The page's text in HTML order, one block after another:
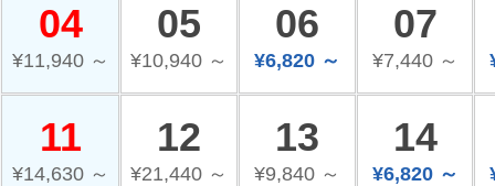
04
¥11,940 ～
05
¥10,940 ～
06
¥6,820 ～
07
¥7,440 ～
11
¥14,630 ～
12
¥21,440 ～
13
¥9,840 ～
14
¥6,820 ～